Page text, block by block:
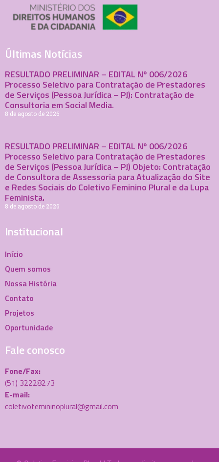
Últimas Notícias
RESULTADO PRELIMINAR – EDITAL Nº 006/2026
Processo Seletivo para Contratação de Prestadores
de Serviços (Pessoa Jurídica – PJ): Contratação de
Consultoria em Social Media.
8 de agosto de 2026
RESULTADO PRELIMINAR – EDITAL Nº 006/2026
Processo Seletivo para Contratação de Prestadores
de Serviços (Pessoa Jurídica – PJ) Objeto: Contratação
de Consultora de Assessoria para Atualização do Site
e Redes Sociais do Coletivo Feminino Plural e da Lupa
Feminista.
8 de agosto de 2026
Institucional
Início
Quem somos
Nossa História
Contato
Projetos
Oportunidade
Fale conosco
Fone/Fax:
(51) 32228273
E-mail:
coletivofemininoplural@gmail.com